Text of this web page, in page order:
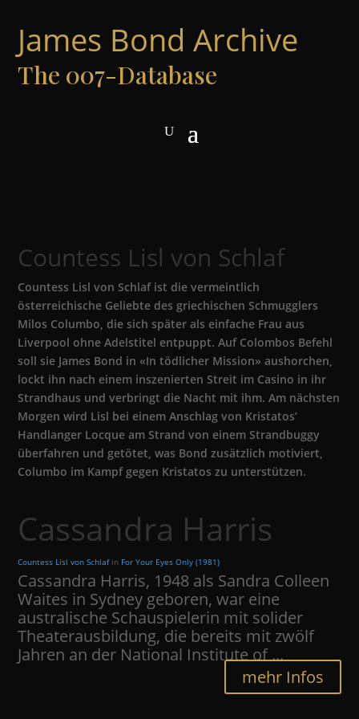
James Bond Archive
The 007-Database
Countess Lisl von Schlaf
Countess Lisl von Schlaf ist die vermeintlich
österreichische Geliebte des griechischen Schmugglers
Milos Columbo, die sich später als einfache Frau aus
Liverpool ohne Adelstitel entpuppt. Auf Colombos Befehl
soll sie James Bond in «In tödlicher Mission» aushorchen,
lockt ihn nach einem inszenierten Streit im Casino in ihr
Strandhaus und verbringt die Nacht mit ihm. Am nächsten
Morgen wird Lisl bei einem Anschlag von Kristatos’
Handlanger Locque am Strand von einem Strandbuggy
überfahren und getötet, was Bond zusätzlich motiviert,
Columbo im Kampf gegen Kristatos zu unterstützen.
Cassandra Harris
Countess Lisl von Schlafin For Your Eyes Only (1981)
Cassandra Harris, 1948 als Sandra Colleen
Waites in Sydney geboren, war eine
australische Schauspielerin mit solider
Theaterausbildung, die bereits mit zwölf
Jahren an der National Institute of ...
mehr Infos